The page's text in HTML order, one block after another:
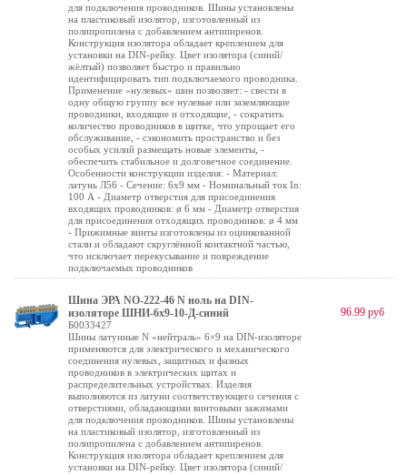
для подключения проводников. Шины установлены
на пластиковый изолятор, изготовленный из
полипропилена с добавлением антипиренов.
Конструкция изолятора обладает креплением для
установки на DIN-рейку. Цвет изолятора (синий/
жёлтый) позволяет быстро и правильно
идентифицировать тип подключаемого проводника.
Применение «нулевых» шин позволяет: - свести в
одну общую группу все нулевые или заземляющие
проводники, входящие и отходящие, - сократить
количество проводников в щитке, что упрощает его
обслуживание, - сэкономить пространство и без
особых усилий размещать новые элементы, -
обеспечить стабильное и долговечное соединение.
Особенности конструкции изделия: - Материал:
латунь Л56 - Сечение: 6х9 мм - Номинальный ток In:
100 А - Диаметр отверстия для присоединения
входящих проводников: ø 6 мм - Диаметр отверстия
для присоединения отходящих проводников: ø 4 мм
- Прижимные винты изготовлены из оцинкованной
стали и обладают скруглённой контактной частью,
что исключает перекусывание и повреждение
подключаемых проводников
Шина ЭРА NO-222-46 N ноль на DIN-
изоляторе ШНИ-6х9-10-Д-синий
Б0033427
Шины латунные N «нейтраль» 6×9 на DIN-изоляторе
применяются для электрического и механического
соединения нулевых, защитных и фазных
проводников в электрических щитах и
распределительных устройствах. Изделия
выполняются из латуни соответствующего сечения с
отверстиями, обладающими винтовыми зажимами
для подключения проводников. Шины установлены
на пластиковый изолятор, изготовленный из
полипропилена с добавлением антипиренов.
Конструкция изолятора обладает креплением для
установки на DIN-рейку. Цвет изолятора (синий/
96.99 руб